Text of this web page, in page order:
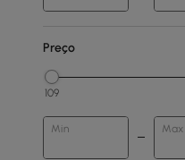
Preço
109
Min Max